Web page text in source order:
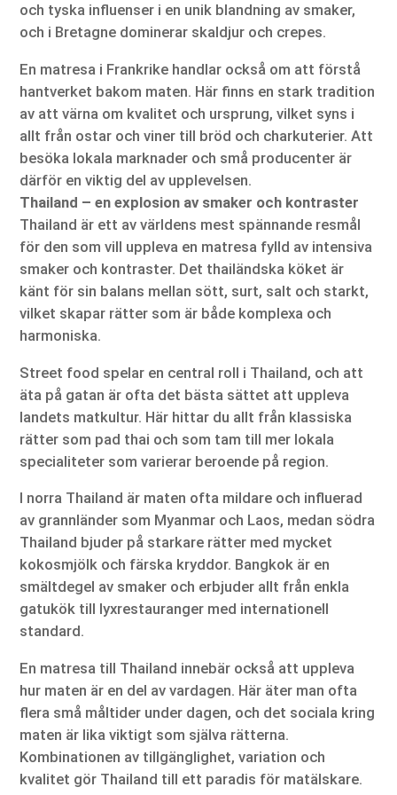
och tyska influenser i en unik blandning av smaker,
och i Bretagne dominerar skaldjur och crepes.
En matresa i Frankrike handlar också om att förstå
hantverket bakom maten. Här finns en stark tradition
av att värna om kvalitet och ursprung, vilket syns i
allt från ostar och viner till bröd och charkuterier. Att
besöka lokala marknader och små producenter är
därför en viktig del av upplevelsen.
Thailand – en explosion av smaker och kontraster
Thailand är ett av världens mest spännande resmål
för den som vill uppleva en matresa fylld av intensiva
smaker och kontraster. Det thailändska köket är
känt för sin balans mellan sött, surt, salt och starkt,
vilket skapar rätter som är både komplexa och
harmoniska.
Street food spelar en central roll i Thailand, och att
äta på gatan är ofta det bästa sättet att uppleva
landets matkultur. Här hittar du allt från klassiska
rätter som pad thai och som tam till mer lokala
specialiteter som varierar beroende på region.
I norra Thailand är maten ofta mildare och influerad
av grannländer som Myanmar och Laos, medan södra
Thailand bjuder på starkare rätter med mycket
kokosmjölk och färska kryddor. Bangkok är en
smältdegel av smaker och erbjuder allt från enkla
gatukök till lyxrestauranger med internationell
standard.
En matresa till Thailand innebär också att uppleva
hur maten är en del av vardagen. Här äter man ofta
flera små måltider under dagen, och det sociala kring
maten är lika viktigt som själva rätterna.
Kombinationen av tillgänglighet, variation och
kvalitet gör Thailand till ett paradis för matälskare.